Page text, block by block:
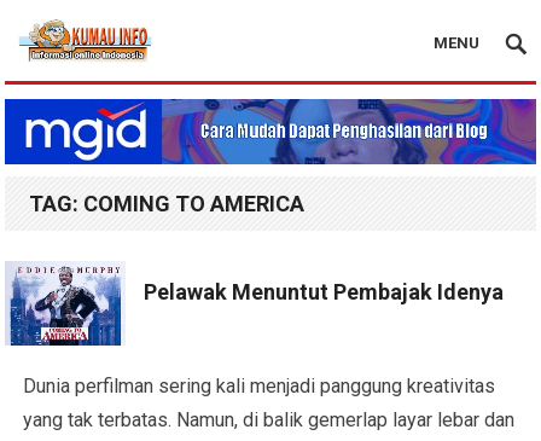
Blog Kumau Info
MENU
TAG: COMING TO AMERICA
Pelawak Menuntut Pembajak Idenya
Dunia perfilman sering kali menjadi panggung kreativitas
yang tak terbatas. Namun, di balik gemerlap layar lebar dan